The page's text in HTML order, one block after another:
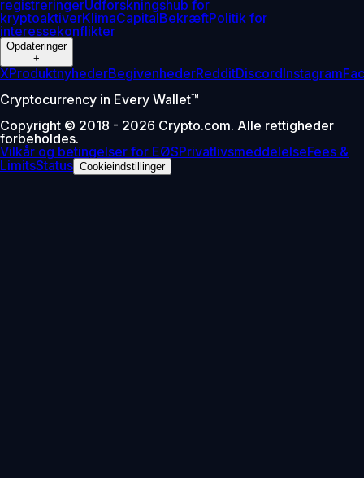
registreringerUdforskningshub for
kryptoaktiverKlimaCapitalBekræftPolitik for
interessekonflikter
Opdateringer
+
XProduktnyhederBegivenhederRedditDiscordInstagram
Cryptocurrency in Every Wallet™
Copyright © 2018 - 2026 Crypto.com. Alle rettigheder
forbeholdes.
Vilkår og betingelser for EØSPrivatlivsmeddelelseFees &
LimitsStatus Cookieindstillinger